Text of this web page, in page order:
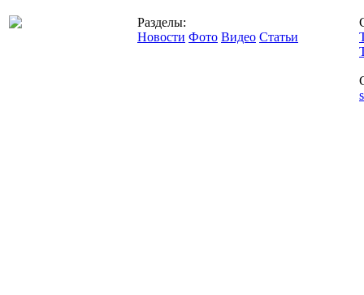
Разделы:
Новости Фото Видео Статьи